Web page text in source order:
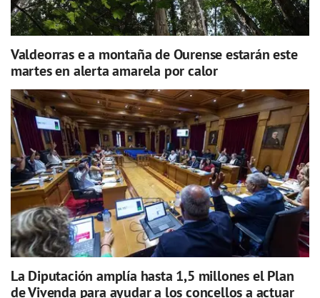
Valdeorras e a montaña de Ourense estarán este
martes en alerta amarela por calor
La Diputación amplía hasta 1,5 millones el Plan
de Vivenda para ayudar a los concellos a actuar